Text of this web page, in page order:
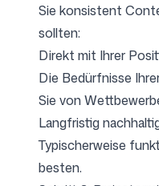
Sie konsistent
sollten:
Direkt mit Ihrer
Die Bedürfnisse
Sie von
Langfristig
Typischerweise
besten.